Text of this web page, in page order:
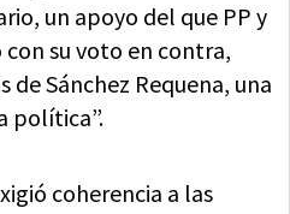
un apoyo del que PP y
con su voto en contra,
Sánchez Requena, una
política”.
coherencia a las